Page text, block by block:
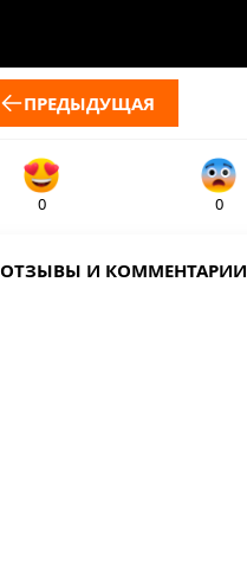
ПРЕДЫДУЩАЯ
0 0
ОТЗЫВЫ И КОММЕНТАРИИ